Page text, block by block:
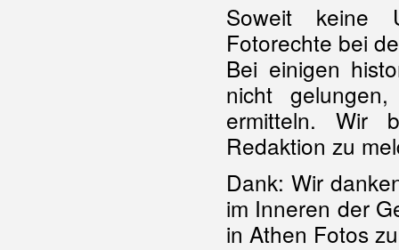
Soweit keine
Fotorechte bei
Bei einigen
nicht
ermitteln. Wir
Redaktion zu
Dank: Wir
im Inneren der
in Athen Fotos